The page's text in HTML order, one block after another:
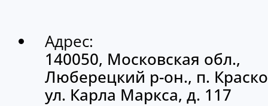
Адрес:
140050, Московская обл.,
Люберецкий р-он., п.
ул. Карла Маркса, д. 117